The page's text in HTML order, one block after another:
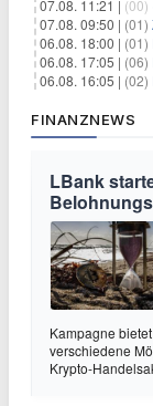
07.08. 11:21 | (00)
07.08. 09:50 | (01)
06.08. 18:00 | (01)
06.08. 17:05 | (06)
06.08. 16:05 | (02)
FINANZNEWS
LBank
Kampagne
verschiedene
Krypto-